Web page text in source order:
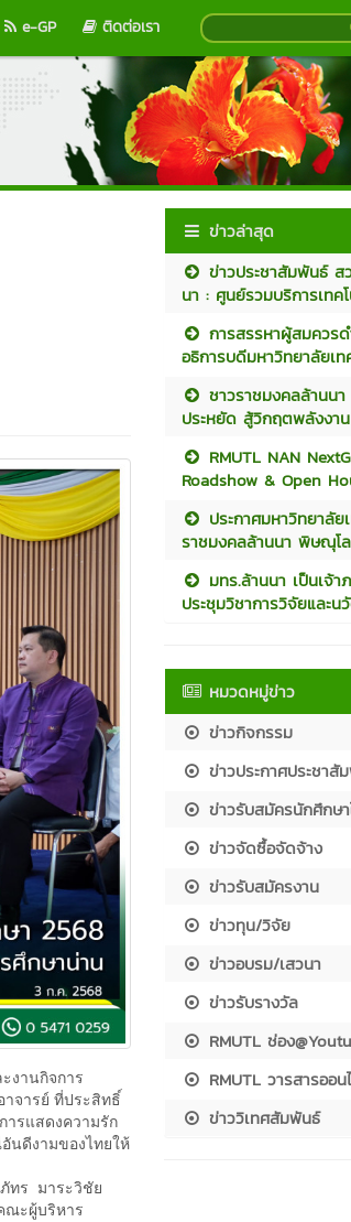
e-GP ติดต่อเรา
งานกิจการ
จารย์ ที่ประสิทธิ์
ารแสดงความรัก
นดีงามของไทยให้
ทร มาระวิชัย
ณะผู้บริหาร
ข่าวล่าสุด
ข่าวประชาสัมพันธ์ ส
นา : ศูนย์รวมบริการเทคโ
การสรรหาผู้สมควร
อธิการบดีมหาวิทยาลัยเท
ชาวราชมงคลล้านน
ประหยัด สู้วิกฤตพลังงาน
RMUTL NAN
Roadshow & Open
ประกาศมหาวิทยาลัย
ราชมงคลล้านนา พิษณุโล
มทร.ล้านนา เป็นเจ้
ประชุมวิชาการวิจัยและน
หมวดหมู่ข่าว
ข่าวกิจกรรม
ข่าวประกาศประชาสั
ข่าวรับสมัครนักศึกษ
ข่าวจัดซื้อจัดจ้าง
ข่าวรับสมัครงาน
ข่าวทุน/วิจัย
ข่าวอบรม/เสวนา
ข่าวรับรางวัล
RMUTL ช่อง
RMUTL วารสารออน
ข่าววิเทศสัมพันธ์